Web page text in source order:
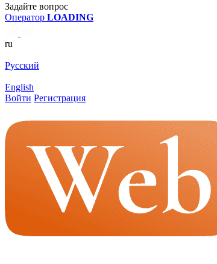
Задайте вопрос
Оператор LOADING
ru
Русский
English
Войти Регистрация